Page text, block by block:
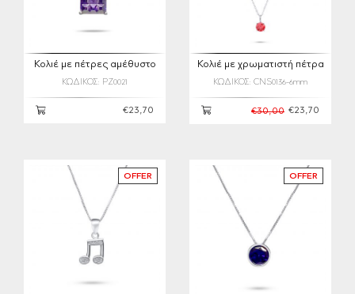
Κολιέ με πέτρες αμέθυστο
ΚΩΔΙΚΟΣ: PZ0021
€23,70
Κολιέ με χρωματιστή πέτρα
ΚΩΔΙΚΟΣ: CNS0136-6mm
€23,70
€30,00
OFFER OFFER